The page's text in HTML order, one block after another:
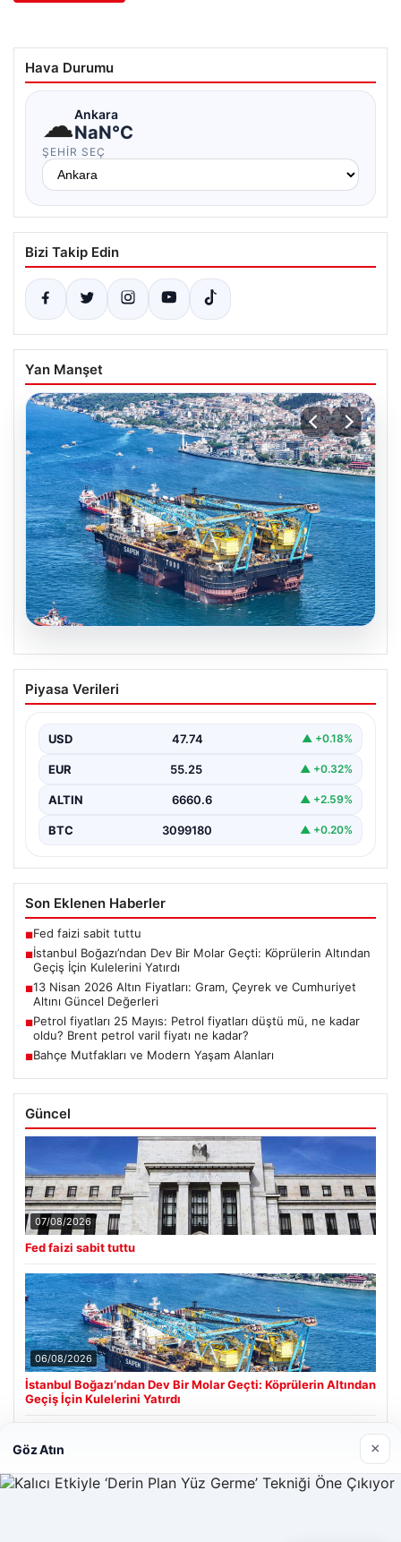
Hava Durumu
☁Ankara
NaN°C
ŞEHIR SEÇ
Bizi Takip Edin
Yan Manşet
İstanbul Boğazı’ndan Dev Bir Molar
Geçti: Köprülerin Altından Geçiş İçin
İstanbul Boğazı, dün büyük bir denizcilik etkinliğine
Piyasa Verileri
USD 47.74 ▲ +0.18%
EUR 55.25 ▲ +0.32%
ALTIN 6660.6 ▲ +2.59%
BTC 3099180 ▲ +0.20%
Son Eklenen Haberler
■Fed faizi sabit tuttu
■İstanbul Boğazı’ndan Dev Bir Molar Geçti: Köprülerin Altından
Geçiş İçin Kulelerini Yatırdı
■13 Nisan 2026 Altın Fiyatları: Gram, Çeyrek ve Cumhuriyet
Altını Güncel Değerleri
■Petrol fiyatları 25 Mayıs: Petrol fiyatları düştü mü, ne kadar
oldu? Brent petrol varil fiyatı ne kadar?
■Bahçe Mutfakları ve Modern Yaşam Alanları
Güncel
07/08/2026
Fed faizi sabit tuttu
06/08/2026
İstanbul Boğazı’ndan Dev Bir Molar Geçti: Köprülerin Altından
Geçiş İçin Kulelerini Yatırdı
Son Eklenen Firmalar
Göz Atın ×